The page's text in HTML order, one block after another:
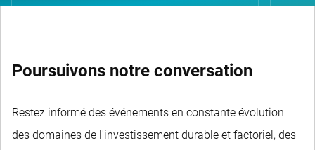
Poursuivons notre conversation
Restez informé des événements en constante évolution
des domaines de l'investissement durable et factoriel, des